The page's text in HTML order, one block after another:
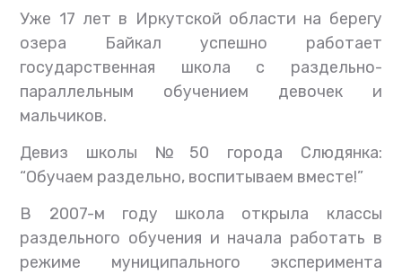
Уже 17 лет в Иркутской области на берегу
озера Байкал успешно работает
государственная школа с раздельно-
параллельным обучением девочек и
мальчиков.
Девиз школы №50 города Слюдянка:
“Обучаем раздельно, воспитываем вместе!”
В 2007-м году школа открыла классы
раздельного обучения и начала работать в
режиме муниципального эксперимента